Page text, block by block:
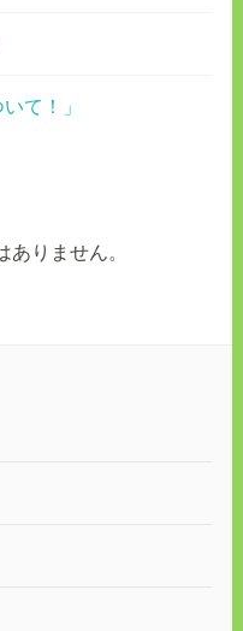
て！」
りません。